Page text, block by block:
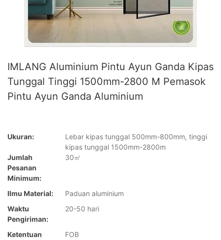
IMLANG Aluminium Pintu Ayun Ganda Kipas
Tunggal Tinggi 1500mm-2800 M Pemasok
Pintu Ayun Ganda Aluminium
Ukuran:
Lebar kipas tunggal 500mm-800mm, tinggi
kipas tunggal 1500mm-2800m
Jumlah
Pesanan
Minimum:
30㎡
Ilmu Material:
Paduan aluminium
Waktu
Pengiriman:
20-50 hari
Ketentuan
FOB